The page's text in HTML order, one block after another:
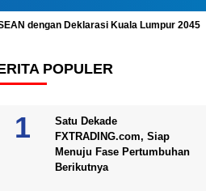
dengan Deklarasi Kuala Lumpur 2045
POPULER
Satu Dekade
FXTRADING.com, Siap
Menuju Fase Pertumbuhan
Berikutnya